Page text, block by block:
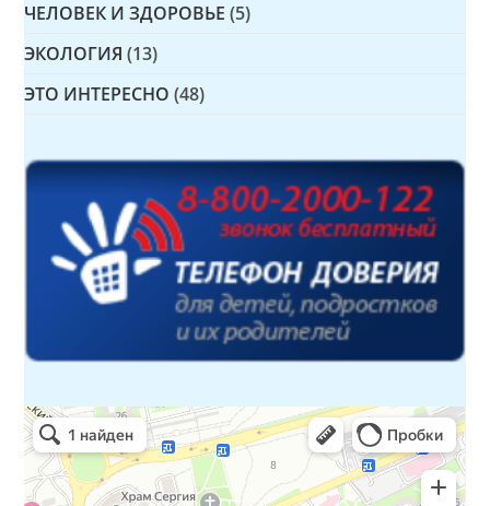
ЧЕЛОВЕК И ЗДОРОВЬЕ (5)
ЭКОЛОГИЯ (13)
ЭТО ИНТЕРЕСНО (48)
Детская библиотека № 14 Дружбы народов
Библиотека в Севастополе